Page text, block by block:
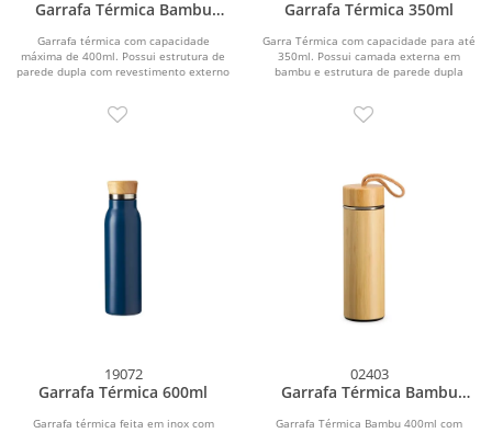
Garrafa Térmica Bambu
Garrafa térmica com capacidade
máxima de 400ml. Possui estrutura de
parede dupla com revestimento externo
Garrafa Térmica 350ml
Garra Térmica com capacidade para até
350ml. Possui camada externa em
bambu e estrutura de parede dupla
19072
Garrafa Térmica 600ml
Garrafa térmica feita em inox com
02403
Garrafa Térmica Bambu
Garrafa Térmica Bambu 400ml com